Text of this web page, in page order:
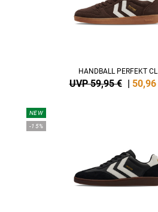
HANDBALL PERFEKT CL
UVP 59,95 € | 50,96
NEW
-15%